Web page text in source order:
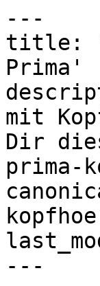
---
title:
Prima'
mit
Dir
prima-
---